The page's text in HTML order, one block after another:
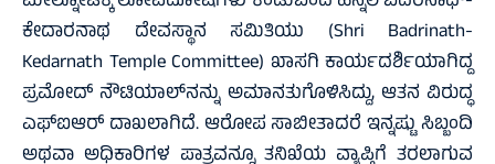
ಕೇದಾರನಾಥ ದೇವಸ್ಥಾನ ಸಮಿತಿಯು (Shri Badrinath-
Kedarnath Temple Committee) ಖಾಸಗಿ ಕಾರ್ಯದರ್ಶಿಯಾಗಿದ್ದ
ಪ್ರಮೋದ್ ನೌಟಿಯಾಲ್‌ನನ್ನು ಅಮಾನತುಗೊಳಿಸಿದ್ದು, ಆತನ ವಿರುದ್ಧ
ಎಫ್‌ಐಆರ್ ದಾಖಲಾಗಿದೆ. ಆರೋಪ ಸಾಬೀತಾದರೆ ಇನ್ನಷ್ಟು ಸಿಬ್ಬಂದಿ
ಅಥವಾ ಅಧಿಕಾರಿಗಳ ಪಾತ್ರವನ್ನೂ ತನಿಖೆಯ ವ್ಯಾಪ್ತಿಗೆ ತರಲಾಗುವ